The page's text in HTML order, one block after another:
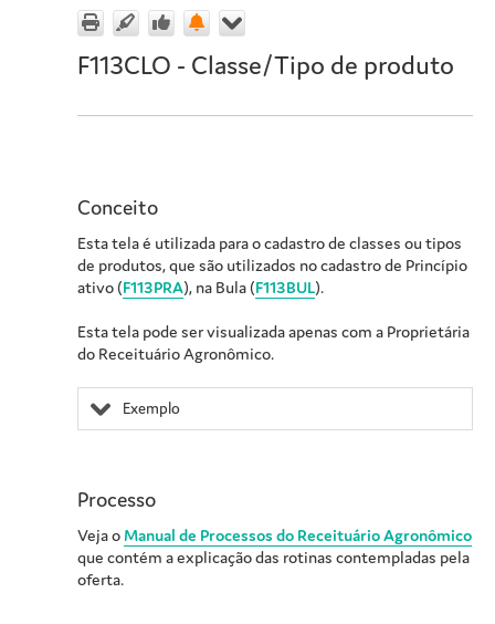
F113CLO - Classe/Tipo de produto
Conceito
Esta tela é utilizada para o cadastro de classes ou tipos
de produtos, que são utilizados no cadastro de Princípio
ativo (F113PRA), na Bula (F113BUL).
Esta tela pode ser visualizada apenas com a Proprietária
do Receituário Agronômico.
Exemplo
Processo
Veja o Manual de Processos do Receituário Agronômico
que contém a explicação das rotinas contempladas pela
oferta.